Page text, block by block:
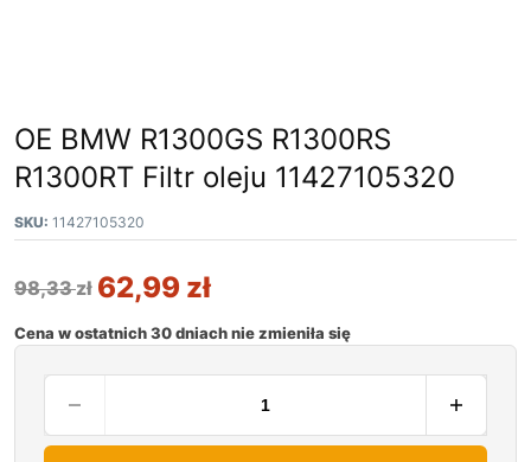
OE BMW R1300GS R1300RS
R1300RT Filtr oleju 11427105320
SKU: 11427105320
98,33zł 62,99 zł
Cena w ostatnich 30 dniach nie zmieniła się